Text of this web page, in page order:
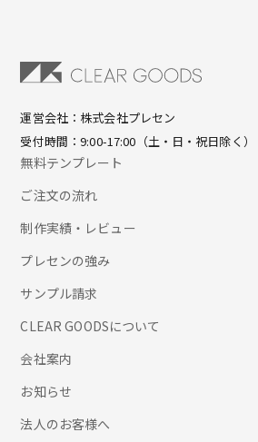
運営会社：株式会社プレセン
受付時間：9:00-17:00（土・日・祝日除く）
無料テンプレート
ご注文の流れ
制作実績・レビュー
プレセンの強み
サンプル請求
CLEAR GOODSについて
会社案内
お知らせ
法人のお客様へ